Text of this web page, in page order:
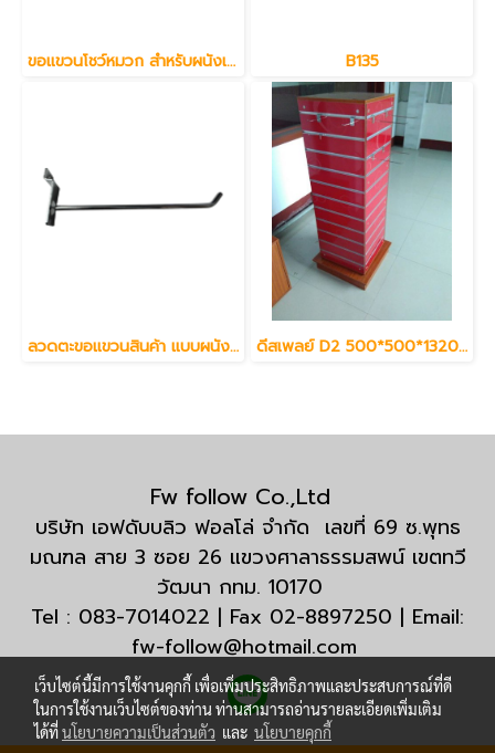
ขอแขวนโชว์หมวก สำหรับผนังเสียบ Slatwall B135
ลวดตะขอแขวนสินค้า แบบผนังเสียบ Slatwall 4 6 8 10 12 นิ้ว ดีสเพลย์ D2 500*500*1320 สีดำ+ขาว
Fw follow Co.,Ltd
บริษัท เอฟดับบลิว ฟอลโล่ จำกัด เลขที่ 69 ซ.พุทธ
มณฑล สาย 3 ซอย 26 แขวงศาลาธรรมสพน์ เขตทวี
วัฒนา กทม. 10170
Tel : 083-7014022 | Fax 02-8897250 | Email:
fw-follow@hotmail.com
เว็บไซต์นี้มีการใช้งานคุกกี้ เพื่อเพิ่มประสิทธิภาพและประสบการณ์ที่ดี
ในการใช้งานเว็บไซต์ของท่าน ท่านสามารถอ่านรายละเอียดเพิ่มเติม
ได้ที่นโยบายความเป็นส่วนตัว และ นโยบายคุกกี้